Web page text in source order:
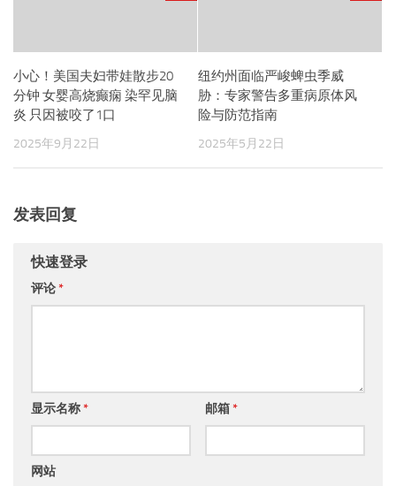
小心！美国夫妇带娃散步20
分钟 女婴高烧癫痫 染罕见脑
炎 只因被咬了1口
2025年9月22日
纽约州面临严峻蜱虫季威
胁：专家警告多重病原体风
险与防范指南
2025年5月22日
发表回复
快速登录
评论*
显示名称* 邮箱*
网站